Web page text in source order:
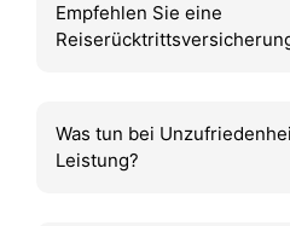
Empfehlen Sie eine
Was tun bei
Leistung?